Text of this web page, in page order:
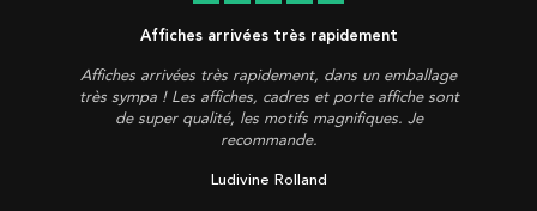
Affiches arrivées très rapidement
Affiches arrivées très rapidement, dans un emballage
très sympa ! Les affiches, cadres et porte affiche sont
de super qualité, les motifs magnifiques. Je
recommande.
Ludivine Rolland